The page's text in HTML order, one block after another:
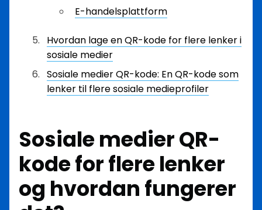
E-handelsplattform
Hvordan lage en QR-kode for flere lenker i
sosiale medier
Sosiale medier QR-kode: En QR-kode som
lenker til flere sosiale medieprofiler
Sosiale medier QR-
kode for flere lenker
og hvordan fungerer